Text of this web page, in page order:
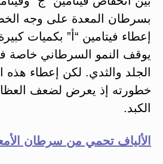
بسرطان المعدة على وجه
إعطاء فيتامين “أ” بكميات
يوقف النمو السرطاني خاصة
الجلد والثدي. لكن إعطاء هذه
خطورته إذ يعرض لضعف
الكبد.
الألياف تحمي من سرطان